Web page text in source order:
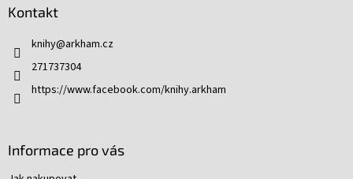
Kontakt
knihy@arkham.cz
271737304
https://www.facebook.com/knihy.arkham
Informace pro vás